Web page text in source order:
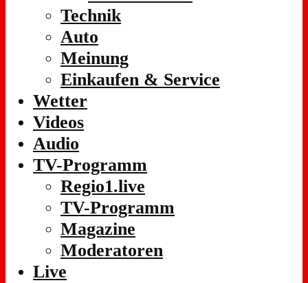
Technik
Auto
Meinung
Einkaufen & Service
Wetter
Videos
Audio
TV-Programm
Regio1.live
TV-Programm
Magazine
Moderatoren
Live